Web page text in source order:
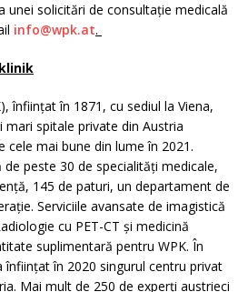
unei solicitări de consultație medicală
info@wpk.at.
înființat în 1871, cu sediul la Viena,
spitale private din Austria
cele mai bune din lume în 2021.
peste 30 de specialități medicale,
145 de paturi, un departament de
Serviciile avansate de imagistică
cu PET-CT și medicină
suplimentară pentru WPK. În
înființat în 2020 singurul centru privat
Mai mult de 250 de experți austrieci